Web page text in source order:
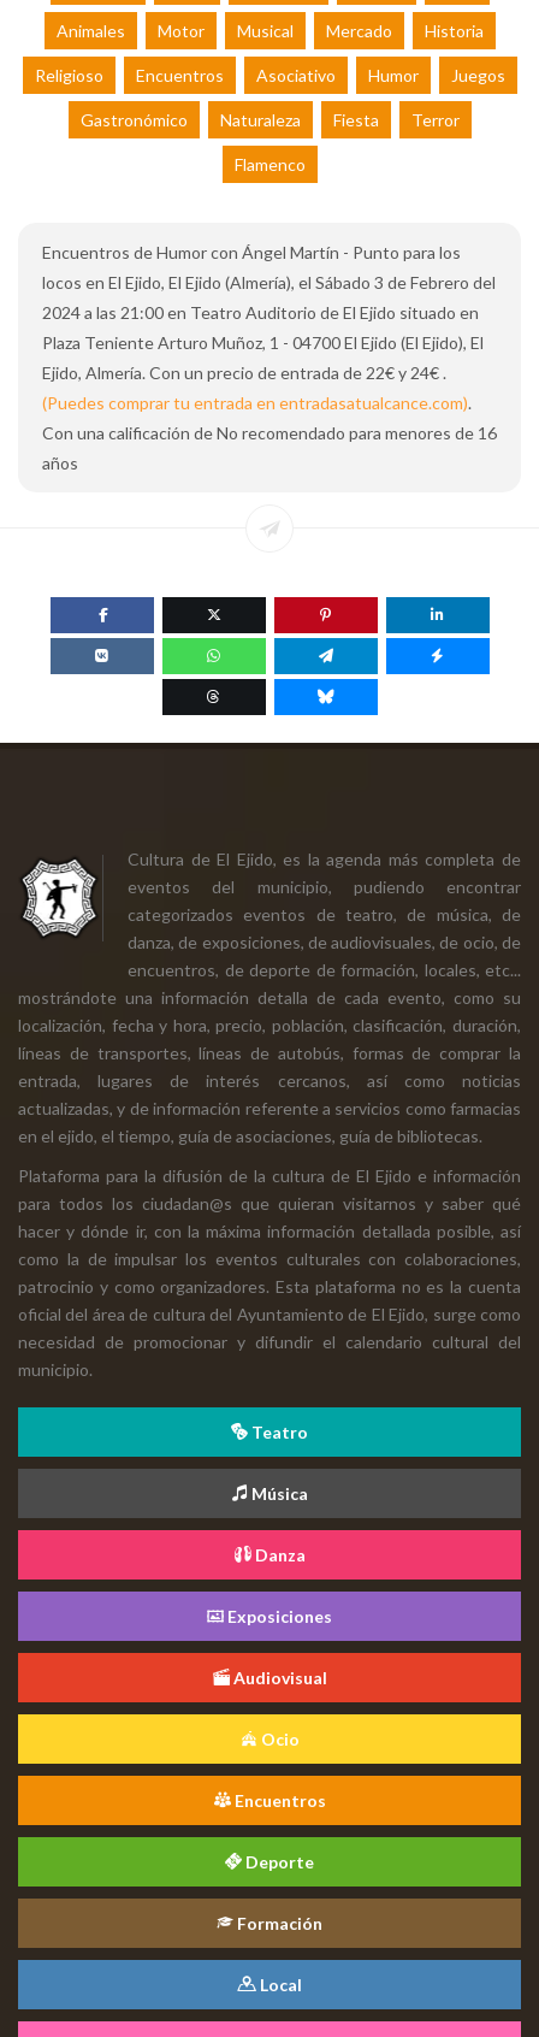
Animales Motor Musical Mercado Historia
Religioso Encuentros Asociativo Humor Juegos
Gastronómico Naturaleza Fiesta Terror
Flamenco
Encuentros de Humor con Ángel Martín - Punto para los
locos en El Ejido, El Ejido (Almería), el Sábado 3 de Febrero del
2024 a las 21:00 en Teatro Auditorio de El Ejido situado en
Plaza Teniente Arturo Muñoz, 1 - 04700 El Ejido (El Ejido), El
Ejido, Almería. Con un precio de entrada de 22€ y 24€ .
(Puedes comprar tu entrada en entradasatualcance.com).
Con una calificación de No recomendado para menores de 16
años
Cultura de El Ejido, es la agenda más completa de
eventos del municipio, pudiendo encontrar
categorizados eventos de teatro, de música, de
danza, de exposiciones, de audiovisuales, de ocio, de
encuentros, de deporte de formación, locales, etc...
mostrándote una información detalla de cada evento, como su
localización, fecha y hora, precio, población, clasificación, duración,
líneas de transportes, líneas de autobús, formas de comprar la
entrada, lugares de interés cercanos, así como noticias
actualizadas, y de información referente a servicios como farmacias
en el ejido, el tiempo, guía de asociaciones, guía de bibliotecas.
Plataforma para la difusión de la cultura de El Ejido e información
para todos los ciudadan@s que quieran visitarnos y saber qué
hacer y dónde ir, con la máxima información detallada posible, así
como la de impulsar los eventos culturales con colaboraciones,
patrocinio y como organizadores. Esta plataforma no es la cuenta
oficial del área de cultura del Ayuntamiento de El Ejido, surge como
necesidad de promocionar y difundir el calendario cultural del
municipio.
Teatro
Música
Danza
Exposiciones
Audiovisual
Ocio
Encuentros
Deporte
Formación
Local